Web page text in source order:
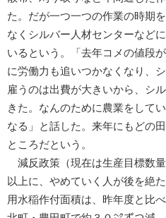
た。だが一つ一つの作業の時期
なくシルバー人材センターなど
いるという。「去年コメの値段
に労働力も追いつかなくなり、
雇うのは出費が大きいから、シ
きた。なんのために農業をして
なる」と話した。来年にもどの
ところだという。
減反政策（現在は生産目標数
以上に、やめていく人が後を絶
用水稲作付面積は、昨年度と比